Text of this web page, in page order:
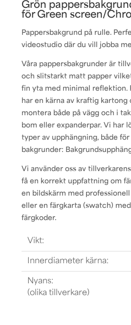
Grön
för Green screen/
Pappersbakgrund på rulle.
videostudio där du vill jobba
Våra pappersbakgrunder är
och slitstarkt matt papper
fin yta med minimal reflektion.
har en kärna av kraftig kartong
montera både på vägg och i
bom eller expanderpar. Vi har
typer av upphängning, både
bakgrunder:
Vi använder oss av
få en korrekt uppfattning om
en bildskärm med
eller en färgkarta (swatch)
färgkoder.
Vikt:
Innerdiameter kärna:
Nyans:
(olika tillverkare)